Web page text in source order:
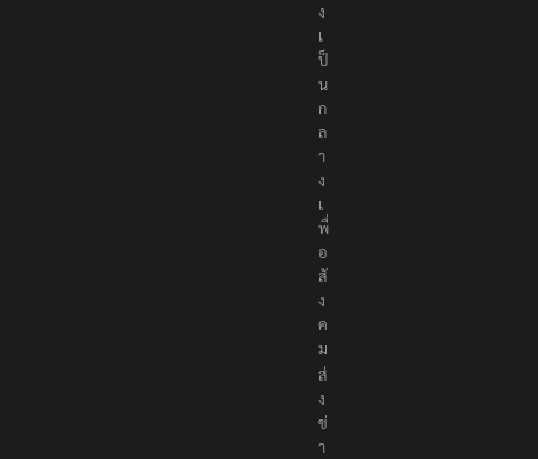
ง
เ
ป็
น
ก
ล
า
ง
เ
พื่
อ
สั
ง
ค
ม
ส่
ง
ข่
า